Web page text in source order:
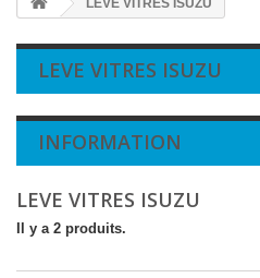
LEVE VITRES ISUZU
LEVE VITRES ISUZU
INFORMATION
LEVE VITRES ISUZU
Il y a 2 produits.